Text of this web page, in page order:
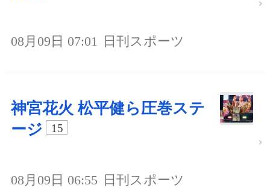
08月09日 07:01 日刊スポーツ
神宮花火 松平健ら圧巻ステ
ージ
15
08月09日 06:55 日刊スポーツ